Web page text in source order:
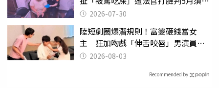
監 2026-07-30
陸短劇圈爆潛規則！富婆砸錢當女
主 狂加吻戲「伸舌咬唇」男演員崩
潰 2026-08-03
Recommended by